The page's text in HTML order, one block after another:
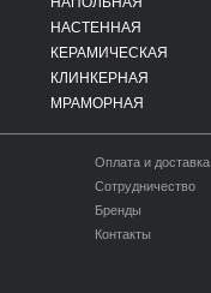
НАСТЕННАЯ
КЕРАМИЧЕСКАЯ
КЛИНКЕРНАЯ
МРАМОРНАЯ
Оплата и доставка
Сотрудничество
Бренды
Контакты